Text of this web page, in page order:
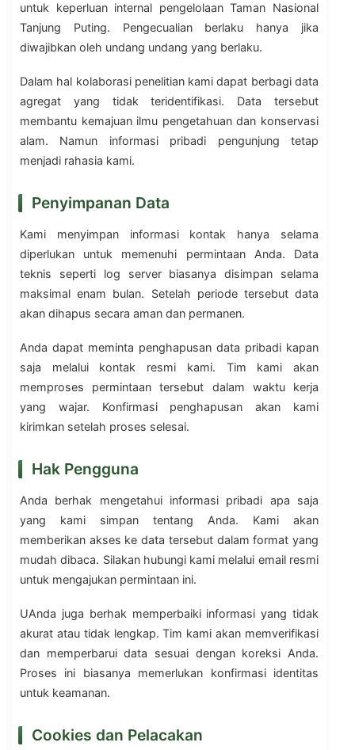
untuk keperluan internal pengelolaan Taman Nasional
Tanjung Puting. Pengecualian berlaku hanya jika
diwajibkan oleh undang undang yang berlaku.
Dalam hal kolaborasi penelitian kami dapat berbagi data
agregat yang tidak teridentifikasi. Data tersebut
membantu kemajuan ilmu pengetahuan dan konservasi
alam. Namun informasi pribadi pengunjung tetap
menjadi rahasia kami.
Penyimpanan Data
Kami menyimpan informasi kontak hanya selama
diperlukan untuk memenuhi permintaan Anda. Data
teknis seperti log server biasanya disimpan selama
maksimal enam bulan. Setelah periode tersebut data
akan dihapus secara aman dan permanen.
Anda dapat meminta penghapusan data pribadi kapan
saja melalui kontak resmi kami. Tim kami akan
memproses permintaan tersebut dalam waktu kerja
yang wajar. Konfirmasi penghapusan akan kami
kirimkan setelah proses selesai.
Hak Pengguna
Anda berhak mengetahui informasi pribadi apa saja
yang kami simpan tentang Anda. Kami akan
memberikan akses ke data tersebut dalam format yang
mudah dibaca. Silakan hubungi kami melalui email resmi
untuk mengajukan permintaan ini.
UAnda juga berhak memperbaiki informasi yang tidak
akurat atau tidak lengkap. Tim kami akan memverifikasi
dan memperbarui data sesuai dengan koreksi Anda.
Proses ini biasanya memerlukan konfirmasi identitas
untuk keamanan.
Cookies dan Pelacakan